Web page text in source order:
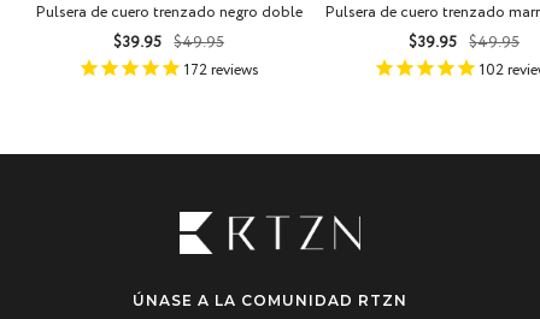
Pulsera de cuero trenzado negro doble
Precio
de
$39.95
Precio
normal
$49.95
172reviews
Pulsera de cuero trenzado
Precio
de
$39.95
Precio
$49.95
102
ÚNASE A LA COMUNIDAD RTZN